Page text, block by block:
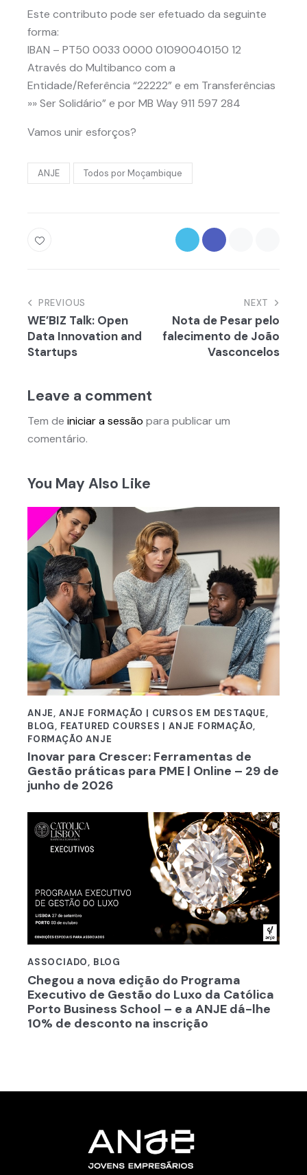
Este contributo pode ser efetuado da seguinte
forma:
IBAN – PT50 0033 0000 01090040150 12
Através do Multibanco com a
Entidade/Referência “22222” e em Transferências
»» Ser Solidário” e por MB Way 911 597 284
Vamos unir esforços?
ANJE Todos por Moçambique
Navegação
de
artigos
PREVIOUS
WE’BIZ Talk: Open
Data Innovation and
Startups
NEXT
Nota de Pesar pelo
falecimento de João
Vasconcelos
Leave a comment
Tem de iniciar a sessão para publicar um
comentário.
You May Also Like
ANJE, ANJE FORMAÇÃO | CURSOS EM DESTAQUE,
BLOG, FEATURED COURSES | ANJE FORMAÇÃO,
FORMAÇÃO ANJE
Inovar para Crescer: Ferramentas de
Gestão práticas para PME | Online – 29 de
junho de 2026
ASSOCIADO, BLOG
Chegou a nova edição do Programa
Executivo de Gestão do Luxo da Católica
Porto Business School – e a ANJE dá-lhe
10% de desconto na inscrição